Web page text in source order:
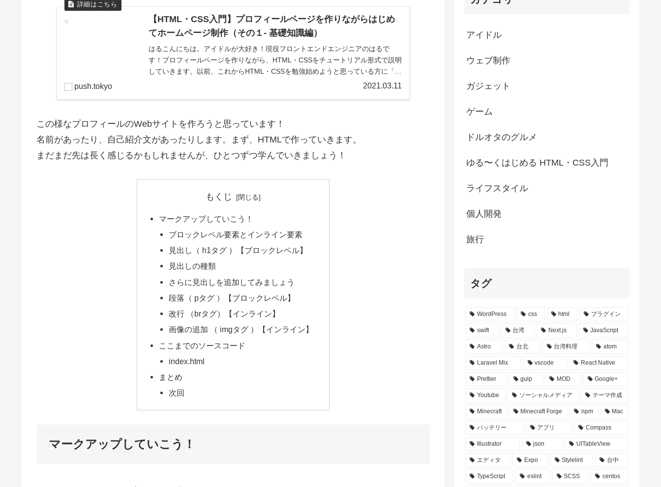
【HTML・CSS入門】プロフィールページを作りながらはじめ
てホームページ制作（その１- 基礎知識編）
はるこんにちは。アイドルが大好き！現役フロントエンドエンジニアのはるで
す！プロフィールページを作りながら、HTML・CSSをチュートリアル形式で説明
していきます。以前、これからHTML・CSSを勉強始めようと思っている方に「ま
push.tokyo 2021.03.11
この様なプロフィールのWebサイトを作ろうと思っています！
名前があったり、自己紹介文があったりします。まず、HTMLで作っていきます。
まだまだ先は長く感じるかもしれませんが、ひとつずつ学んでいきましょう！
もくじ
マークアップしていこう！
ブロックレベル要素とインライン要素
見出し（ h1タグ ）【ブロックレベル】
見出しの種類
さらに見出しを追加してみましょう
段落（ pタグ ）【ブロックレベル】
改行 （brタグ）【インライン】
画像の追加 （ imgタグ ）【インライン】
ここまでのソースコード
index.html
まとめ
次回
マークアップしていこう！
アイドル
ウェブ制作
ガジェット
ゲーム
ドルオタのグルメ
ゆる〜くはじめる HTML・CSS入門
ライフスタイル
個人開発
旅行
タグ
WordPress css html プラグイン
swift 台湾 Next.js JavaScript
Astro 台北 台湾料理 atom
Laravel Mix vscode React Native
Prettier gulp MOD Google+
Youtube ソーシャルメディア テーマ作成
Minecraft Minecraft Forge npm Mac
バッテリー アプリ Compass
Illustrator json UITableView
エディタ Expo Stylelint 台中
TypeScript eslint SCSS centos